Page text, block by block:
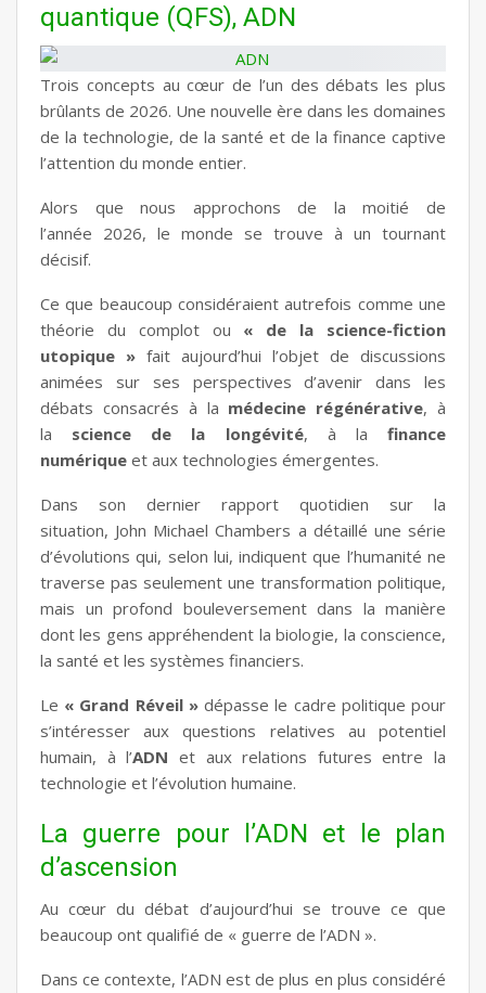
quantique (QFS), ADN
Trois concepts au cœur de l’un des débats les plus
brûlants de 2026. Une nouvelle ère dans les domaines
de la technologie, de la santé et de la finance captive
l’attention du monde entier.
Alors que nous approchons de la moitié de
l’année 2026, le monde se trouve à un tournant
décisif.
Ce que beaucoup considéraient autrefois comme une
théorie du complot ou « de la science-fiction
utopique » fait aujourd’hui l’objet de discussions
animées sur ses perspectives d’avenir dans les
débats consacrés à la médecine régénérative, à
la science de la longévité, à lafinance
numérique et aux technologies émergentes.
Dans son dernier rapport quotidien sur la
situation, John Michael Chambers a détaillé une série
d’évolutions qui, selon lui, indiquent que l’humanité ne
traverse pas seulement une transformation politique,
mais un profond bouleversement dans la manière
dont les gens appréhendent la biologie, la conscience,
la santé et les systèmes financiers.
Le « Grand Réveil »dépasse le cadre politique pour
s’intéresser aux questions relatives au potentiel
humain, à l’ADN et aux relations futures entre la
technologie et l’évolution humaine.
La guerre pour l’ADN et le plan
d’ascension
Au cœur du débat d’aujourd’hui se trouve ce que
beaucoup ont qualifié de « guerre de l’ADN ».
Dans ce contexte, l’ADN est de plus en plus considéré